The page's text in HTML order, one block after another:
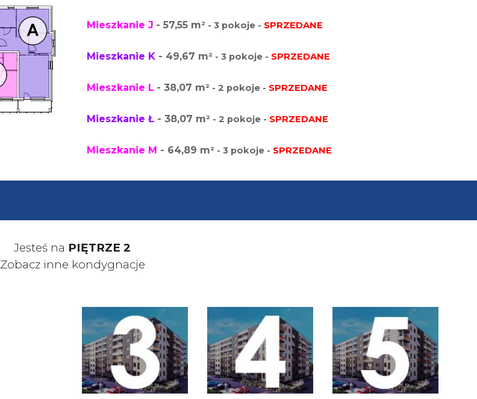
Mieszkanie J - 57,55 m² - 3 pokoje - SPRZEDANE
Mieszkanie K - 49,67 m² - 3 pokoje - SPRZEDANE
Mieszkanie L - 38,07 m² - 2 pokoje - SPRZEDANE
Mieszkanie Ł - 38,07 m² - 2 pokoje - SPRZEDANE
Mieszkanie M - 64,89 m² - 3 pokoje - SPRZEDANE
Jesteś na PIĘTRZE 2
Zobacz inne kondygnacje